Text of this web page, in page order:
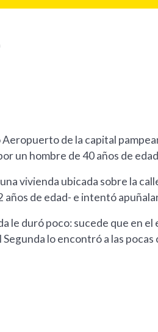
de la capital
un hombre de 40 años de
vivienda ubicada sobre la
años de edad- e intentó
le duró poco: sucede que en
lo encontró a las pocas